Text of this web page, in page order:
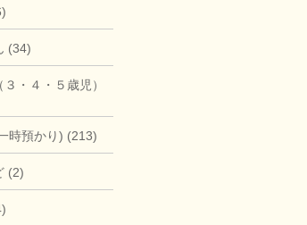
(34)
・４・５歳児）
時預かり) (213)
(2)